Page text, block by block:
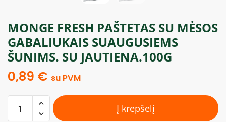
MONGE FRESH PAŠTETAS SU MĖSOS
GABALIUKAIS SUAUGUSIEMS
ŠUNIMS. SU JAUTIENA.100G
0,89 € su PVM
Į krepšelį